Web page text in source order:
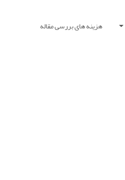
هزینه های بررسی مقاله